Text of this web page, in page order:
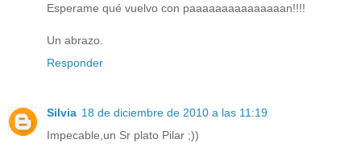
Esperame qué vuelvo con paaaaaaaaaaaaaaan!!!!
Un abrazo.
Responder
Silvia 18 de diciembre de 2010 a las 11:19
Impecable,un Sr plato Pilar ;))